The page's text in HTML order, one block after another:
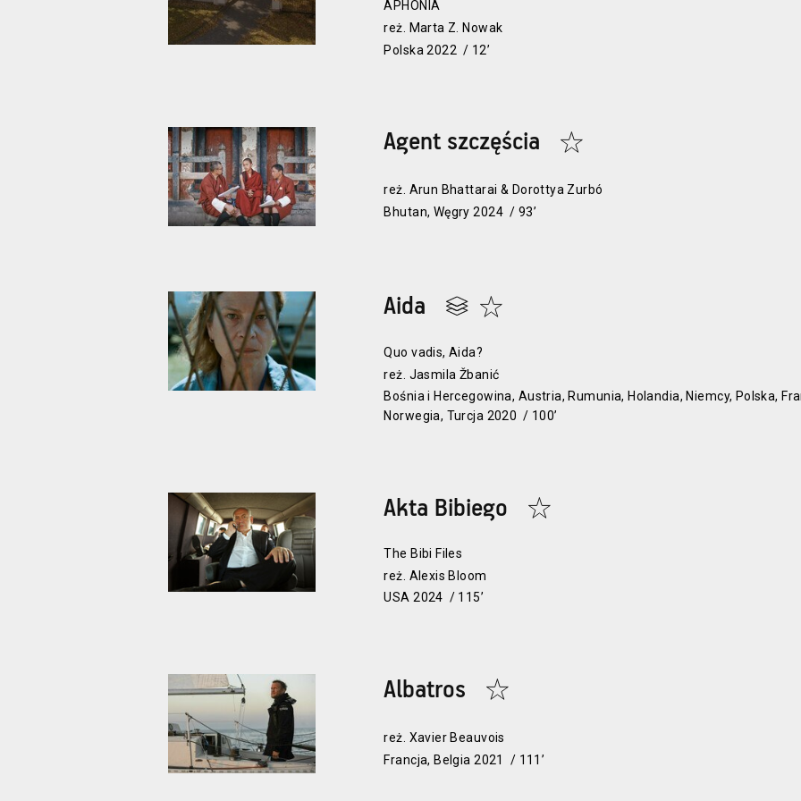
APHONIA
reż. Marta Z. Nowak
Polska 2022 / 12’
Agent szczęścia
reż. Arun Bhattarai & Dorottya Zurbó
Bhutan, Węgry 2024 / 93’
Aida
Quo vadis, Aida?
reż. Jasmila Žbanić
Bośnia i Hercegowina, Austria, Rumunia, Holandia, Niemcy, Polska,
Norwegia, Turcja 2020 / 100’
Akta Bibiego
The Bibi Files
reż. Alexis Bloom
USA 2024 / 115’
Albatros
reż. Xavier Beauvois
Francja, Belgia 2021 / 111’